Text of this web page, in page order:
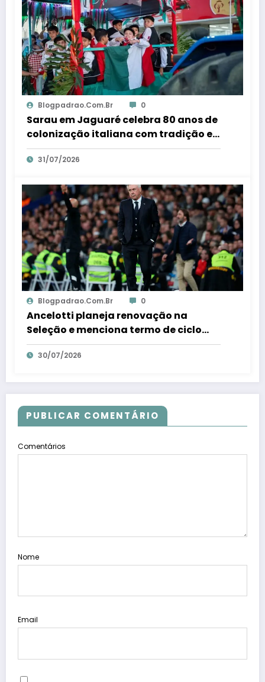
Blogpadrao.com.br 0
Sarau em Jaguaré celebra 80 anos de
colonização italiana com tradição e
trambolhão da polenta – Em Dia ES
31/07/2026
Blogpadrao.com.br 0
Ancelotti planeja renovação na
Seleção e menciona termo de ciclo
para veteranos – Em Dia ES
30/07/2026
PUBLICAR COMENTÁRIO
Comentários
Nome
Email